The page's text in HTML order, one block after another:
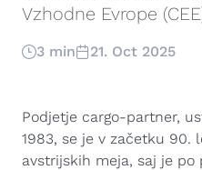
Vzhodne Evrope
3 min 21. Oct 2025
Podjetje cargo-partner,
1983, se je v začetku 90.
avstrijskih meja, saj je po